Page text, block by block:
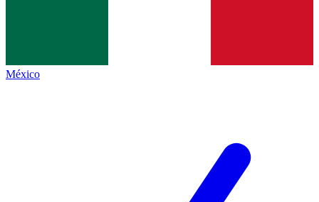
México